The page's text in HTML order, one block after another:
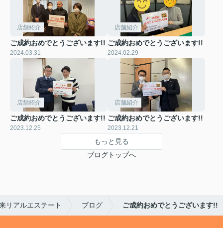
店舗紹介
ご成約おめでとうございます!!
2024.03.31
店舗紹介
ご成約おめでとうございます!!
2024.02.29
店舗紹介
ご成約おめでとうございます!!
2023.12.25
店舗紹介
ご成約おめでとうございます!!
2023.12.21
もっと見る
ブログトップへ
リアルエステート ブログ ご成約おめでとうございます!!